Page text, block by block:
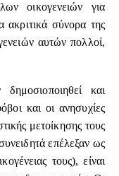
οικογενειών για
σύνορα της
αυτών πολλοί,
και
και οι ανησυχίες
μετοίκησης τους
επέλεξαν ως
τους), είναι